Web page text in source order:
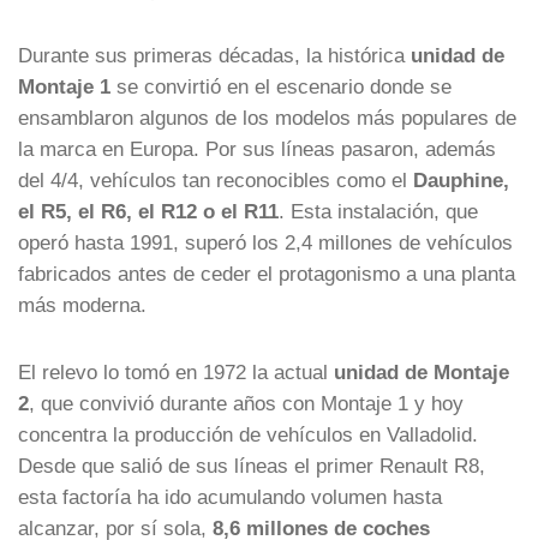
Durante sus primeras décadas, la histórica unidad de
Montaje 1 se convirtió en el escenario donde se
ensamblaron algunos de los modelos más populares de
la marca en Europa. Por sus líneas pasaron, además
del 4/4, vehículos tan reconocibles como el Dauphine,
el R5, el R6, el R12 o el R11. Esta instalación, que
operó hasta 1991, superó los 2,4 millones de vehículos
fabricados antes de ceder el protagonismo a una planta
más moderna.
El relevo lo tomó en 1972 la actual unidad de Montaje
2, que convivió durante años con Montaje 1 y hoy
concentra la producción de vehículos en Valladolid.
Desde que salió de sus líneas el primer Renault R8,
esta factoría ha ido acumulando volumen hasta
alcanzar, por sí sola, 8,6 millones de coches